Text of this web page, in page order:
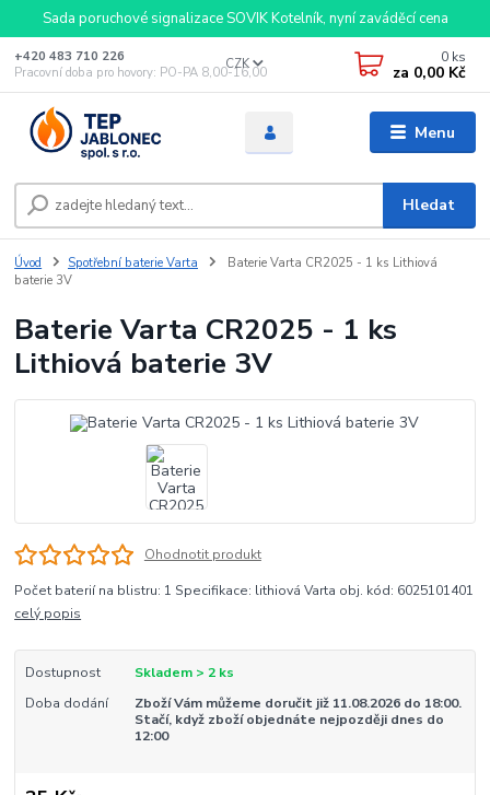
Sada poruchové signalizace SOVIK Kotelník, nyní zaváděcí cena
Menu
CZK
Hledat
+420 483 710 226
Pracovní doba pro hovory: PO-PA 8,00-16,00
0 ks
za 0,00 Kč
Úvod Spotřební baterie Varta
Baterie Varta CR2025 - 1 ks Lithiová
baterie 3V
Baterie Varta CR2025 - 1 ks
Lithiová baterie 3V
Ohodnotit produkt
Počet baterií na blistru: 1 Specifikace: lithiová Varta obj. kód: 6025101401
celý popis
Dostupnost
Skladem > 2 ks
Doba dodání
Zboží Vám můžeme doručit již 11.08.2026 do 18:00.
Stačí, když zboží objednáte nejpozději dnes do
12:00